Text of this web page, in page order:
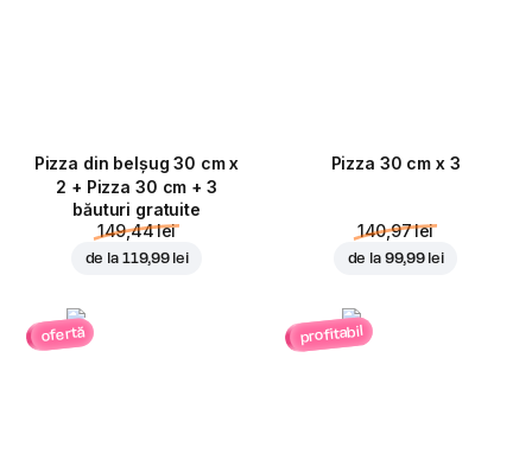
Pizza din belșug 30 cm x
2 + Pizza 30 cm + 3
băuturi gratuite
149,44 lei
de la 119,99 lei
Pizza 30 cm x 3
140,97 lei
de la 99,99 lei
ofertă profitabil